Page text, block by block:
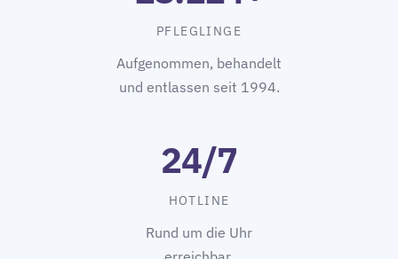
PFLEGLINGE
Aufgenommen, behandelt
und entlassen seit 1994.
24/7
HOTLINE
Rund um die Uhr